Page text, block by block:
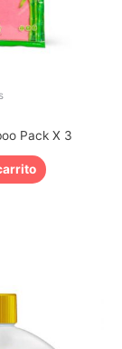
Pack X 3